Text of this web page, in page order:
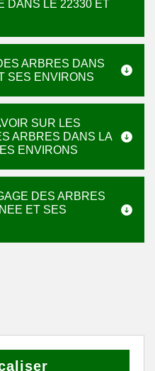
DANS LE 22330 ET
ARBRES DANS
SES ENVIRONS
SUR LES
ARBRES DANS LA
ENVIRONS
DES ARBRES
ET SES